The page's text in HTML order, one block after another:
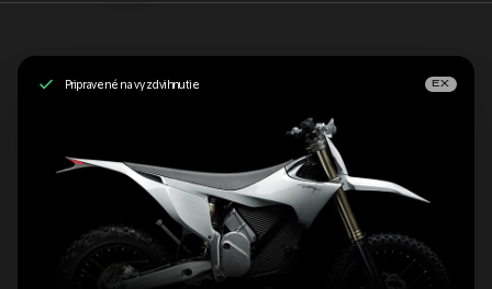
Pripravené na vyzdvihnutie EX